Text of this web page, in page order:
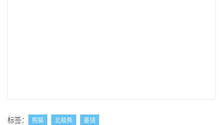
标签： 熊猫 北极熊 墨镜